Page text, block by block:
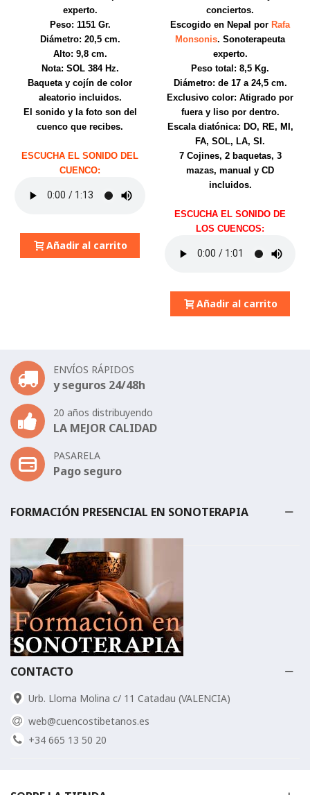
experto.
Peso: 1151 Gr.
Diámetro: 20,5 cm.
Alto: 9,8 cm.
Nota: SOL 384 Hz.
Baqueta y cojín de color
aleatorio incluidos.
El sonido y la foto son del
cuenco que recibes.
ESCUCHA EL SONIDO DEL
CUENCO:
Añadir al carrito
conciertos.
Escogido en Nepal por Rafa
Monsonis. Sonoterapeuta
experto.
Peso total: 8,5 Kg.
Diámetro: de 17 a 24,5 cm.
Exclusivo color: Atigrado por
fuera y liso por dentro.
Escala diatónica: DO, RE, MI,
FA, SOL, LA, SI.
7 Cojines, 2 baquetas, 3
mazas, manual y CD
incluidos.
ESCUCHA EL SONIDO DE
LOS CUENCOS:
Añadir al carrito
ENVÍOS RÁPIDOS
y seguros 24/48h
20 años distribuyendo
LA MEJOR CALIDAD
PASARELA
Pago seguro
FORMACIÓN PRESENCIAL EN SONOTERAPIA
CONTACTO
Urb. Lloma Molina c/ 11 Catadau (VALENCIA)
web@cuencostibetanos.es
+34 665 13 50 20